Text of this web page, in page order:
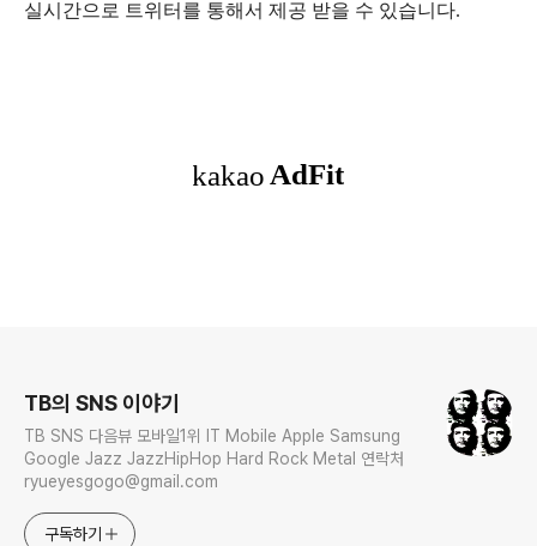
실시간으로 트위터를 통해서 제공 받을 수 있습니다.
TB의 SNS 이야기
TB SNS 다음뷰 모바일1위 IT Mobile Apple Samsung
Google Jazz JazzHipHop Hard Rock Metal 연락처
ryueyesgogo@gmail.com
구독하기